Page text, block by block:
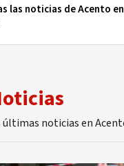
las noticias de Acento en